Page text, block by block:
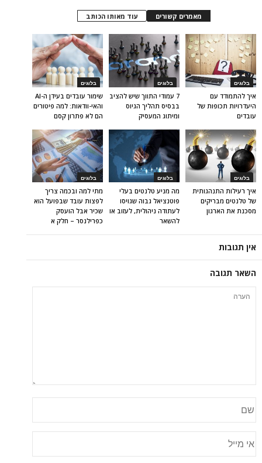
מאמרים קשורים עוד מאותו הכותב
בלוגים
שימור עובדים בעידן ה-AI
והאי-וודאות: למה פיטורים
הם לא פתרון קסם
בלוגים
7 עמודי התווך שיש להציב
בבסיס תהליך הגיוס
ומיתוג המעסיק
בלוגים
איך להתמודד עם
היעדרויות תכופות של
עובדים
בלוגים
מתי למה ובכמה צריך
לפצות עובד שבפועל הוא
שכיר אבל הועסק
כפרילנסר – חלק א
בלוגים
מה מניע טלנטים בעלי
פוטנציאל גבוה שגויסו
לעתודה ניהולית, לעזוב או
להשאר
בלוגים
איך רעילות התנהגותית
של טלנטים מבריקים
מסכנת את הארגון
אין תגובות
השאר תגובה